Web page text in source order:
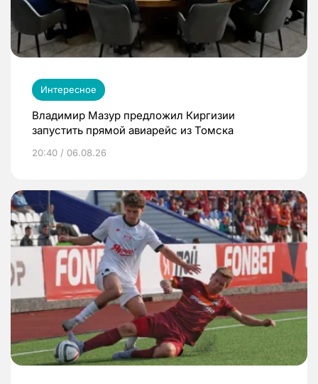
Интересное
Владимир Мазур предложил Киргизии
запустить прямой авиарейс из Томска
20:40 / 06.08.26